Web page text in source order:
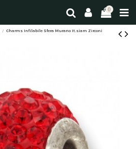
0
Charms Infilabile Sfera Murano It.siam Zirconi